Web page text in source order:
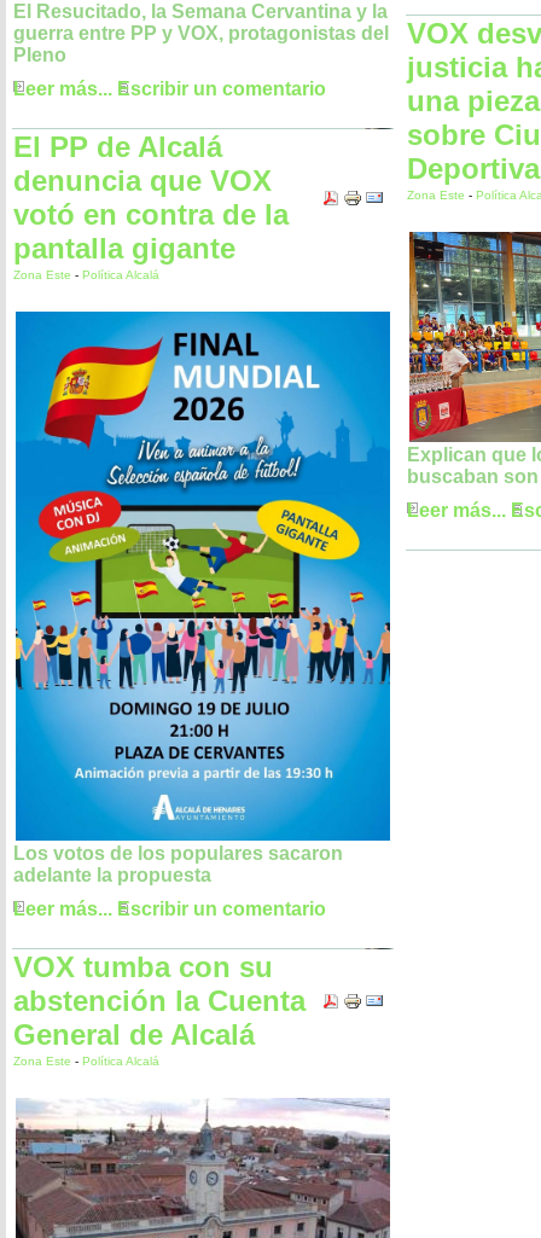
El Resucitado, la Semana Cervantina y la
guerra entre PP y VOX, protagonistas del
Pleno
Leer más... Escribir un comentario
El PP de Alcalá
denuncia que VOX
votó en contra de la
pantalla gigante
Zona Este - Política Alcalá
Los votos de los populares sacaron
adelante la propuesta
Leer más... Escribir un comentario
VOX tumba con su
abstención la Cuenta
General de Alcalá
Zona Este - Política Alcalá
VOX
justicia
una
sobre
Deportiva
Zona Este - Política
Explican que
buscaban
Leer más...